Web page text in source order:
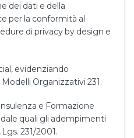
dei dati e della
per la conformità al
di privacy by design e
evidenziando
Organizzativi 231.
e Formazione
quali gli adempimenti
231/2001.